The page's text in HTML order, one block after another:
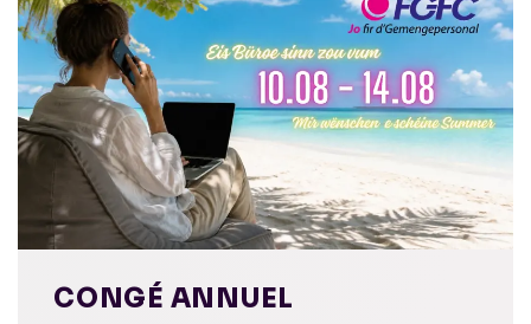
CONGÉ ANNUEL